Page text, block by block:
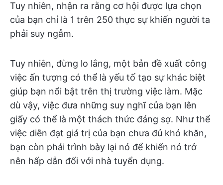
Tuy nhiên, nhận ra rằng cơ hội được lựa chọn
của bạn chỉ là 1 trên 250 thực sự khiến người ta
phải suy ngẫm.
Tuy nhiên, đừng lo lắng, một bản đề xuất công
việc ấn tượng có thể là yếu tố tạo sự khác biệt
giúp bạn nổi bật trên thị trường việc làm. Mặc
dù vậy, việc đưa những suy nghĩ của bạn lên
giấy có thể là một thách thức đáng sợ. Như thể
việc diễn đạt giá trị của bạn chưa đủ khó khăn,
bạn còn phải trình bày lại nó để khiến nó trở
nên hấp dẫn đối với nhà tuyển dụng.